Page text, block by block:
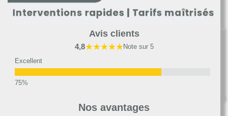
Avis clients
4,8★★★★★Note sur 5
Excellent
Nos avantages